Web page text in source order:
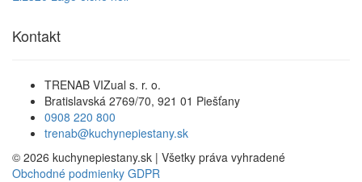
Kontakt
TRENAB VIZual s. r. o.
Bratislavská 2769/70, 921 01 Piešťany
0908 220 800
trenab@kuchynepiestany.sk
© 2026 kuchynepiestany.sk | Všetky práva vyhradené
Obchodné podmienky GDPR